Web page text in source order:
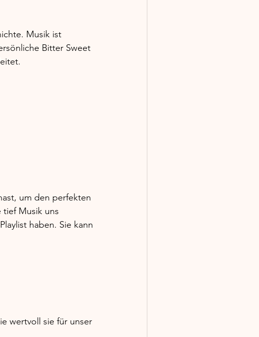
Musik ist
Bitter Sweet
um den perfekten
Musik uns
haben. Sie kann
wertvoll sie für unser